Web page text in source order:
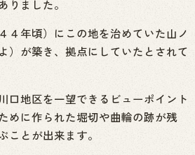
りました。
４年頃）にこの地を治めていた山ノ
）が築き、拠点にしていたとされて
口地区を一望できるビューポイント
めに作られた堀切や曲輪の跡が残
ことが出来ます。